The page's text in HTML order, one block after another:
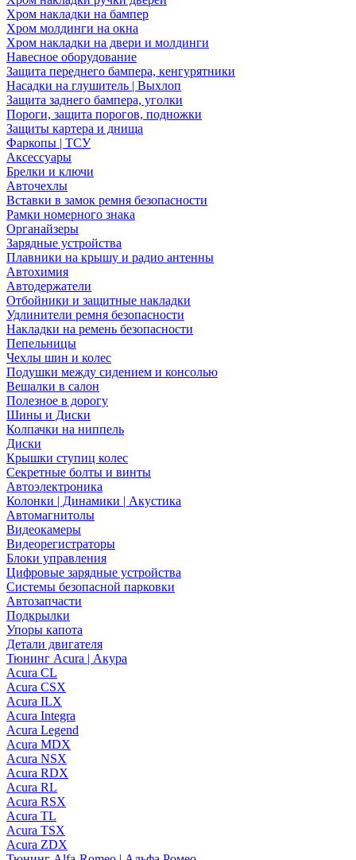
Хром накладки на бампер
Хром молдинги на окна
Хром накладки на двери и молдинги
Навесное оборудование
Защита переднего бампера, кенгурятники
Насадки на глушитель | Выхлоп
Защита заднего бампера, уголки
Пороги, защита порогов, подножки
Защиты картера и днища
Фаркопы | ТСУ
Аксессуары
Брелки и ключи
Авточехлы
Вставки в замок ремня безопасности
Рамки номерного знака
Органайзеры
Зарядные устройства
Плавники на крышу и радио антенны
Автохимия
Автодержатели
Отбойники и защитные накладки
Удлинители ремня безопасности
Накладки на ремень безопасности
Пепельницы
Чехлы шин и колес
Подушки между сидением и консолью
Вешалки в салон
Полезное в дорогу
Шины и Диски
Колпачки на ниппель
Диски
Крышки ступиц колес
Секретные болты и винты
Автоэлектроника
Колонки | Динамики | Акустика
Автомагнитолы
Видеокамеры
Видеорегистраторы
Блоки управления
Цифровые зарядные устройства
Системы безопасной парковки
Автозапчасти
Подкрылки
Упоры капота
Детали двигателя
Тюнинг Acura | Акура
Acura CL
Acura CSX
Acura ILX
Acura Integra
Acura Legend
Acura MDX
Acura NSX
Acura RDX
Acura RL
Acura RSX
Acura TL
Acura TSX
Acura ZDX